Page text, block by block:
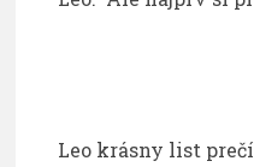
Leo krásny list